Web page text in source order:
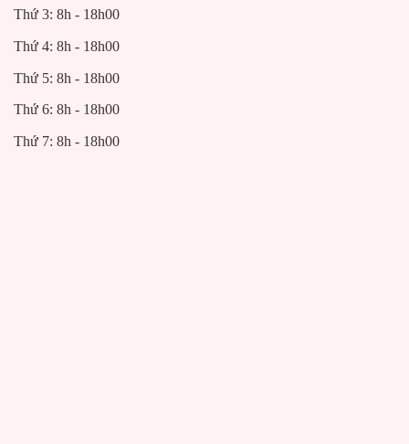
Thứ 3: 8h - 18h00
Thứ 4: 8h - 18h00
Thứ 5: 8h - 18h00
Thứ 6: 8h - 18h00
Thứ 7: 8h - 18h00